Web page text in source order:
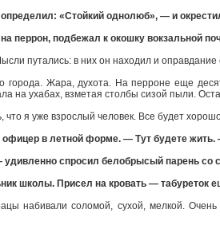
«Стойкий однолюб», — и
перрон, подбежал к окошку вокзальной
путались: в них он находил и
города. Жара, духота. На перроне еще
на ухабах, взметая столбы сизой пыли.
я уже взрослый человек. Все будет
в летной форме. — Тут будете
удивленно спросил белобрысый парень
школы. Присел на кровать — табуреток
набивали соломой, сухой, мелкой.